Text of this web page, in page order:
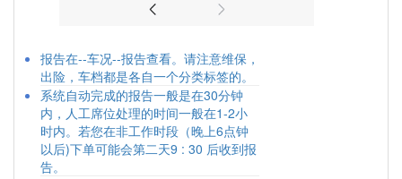
报告在--车况--报告查看。请注意维保，
出险，车档都是各自一个分类标签的。
系统自动完成的报告一般是在30分钟
内，人工席位处理的时间一般在1-2小
时内。若您在非工作时段（晚上6点钟
以后)下单可能会第二天9 : 30 后收到报
告。